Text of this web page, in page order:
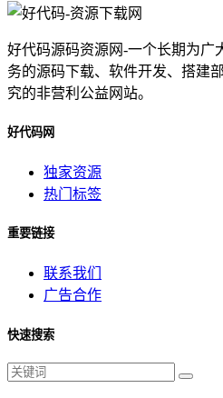
好代码源码资源网-一个长期为广
务的源码下载、软件开发、搭建
究的非营利公益网站。
好代码网
独家资源
热门标签
重要链接
联系我们
广告合作
快速搜索